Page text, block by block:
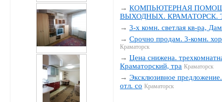
→КОМПЬЮТЕРНАЯ
ВЫХОДНЫХ. КРАМАТОРСК.
→3-х комн. светлая кв-ра,
→Срочно продам. 3-комн.
Краматорск
→Цена снижена.
Краматорский, тра Краматорск
→Эксклюзивное
отл. со Краматорск